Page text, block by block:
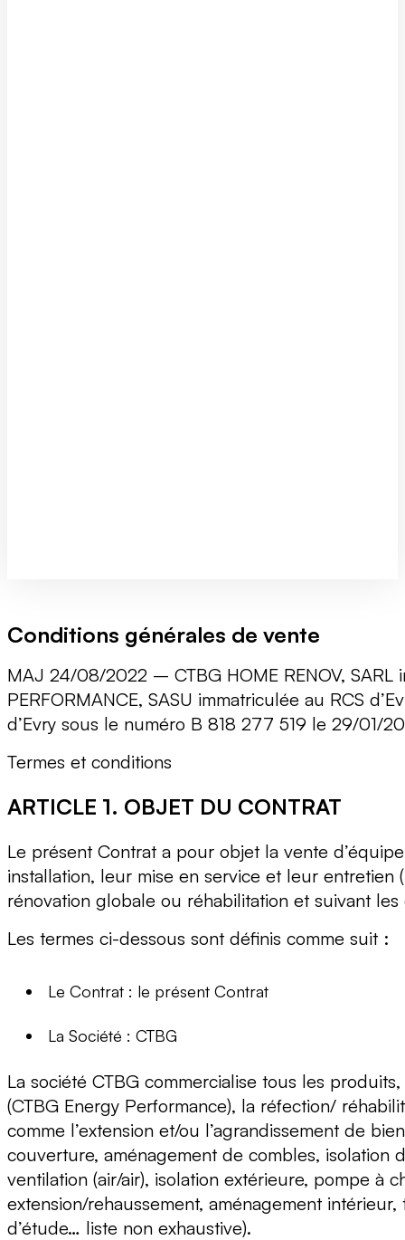
Conditions générales de vente
MAJ 24/08/2022 – CTBG HOME RENOV,
PERFORMANCE, SASU immatriculée au RCS
d’Evry sous le numéro B 818 277 519 le 29/01/
Termes et conditions
ARTICLE 1. OBJET DU CONTRAT
Le présent Contrat a pour objet la vente
installation, leur mise en service et leur
rénovation globale ou réhabilitation et suivant
Les termes ci-dessous sont définis comme suit :
Le Contrat : le présent Contrat
La Société : CTBG
La société CTBG commercialise tous les
(CTBG Energy Performance), la réfection/
comme l’extension et/ou l’agrandissement de
couverture, aménagement de combles, isolation
ventilation (air/air), isolation extérieure, pompe à
extension/rehaussement, aménagement
d’étude… liste non exhaustive).